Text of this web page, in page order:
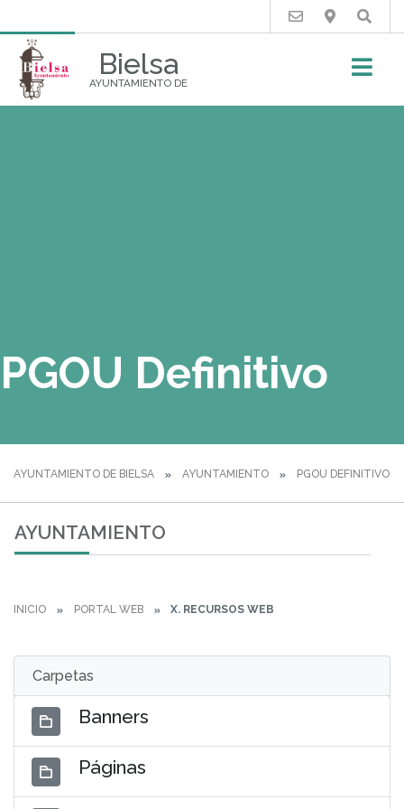
Bielsa
AYUNTAMIENTO DE
Buscar
PGOU Definitivo
AYUNTAMIENTO DE BIELSA AYUNTAMIENTO PGOU DEFINITIVO
AYUNTAMIENTO
INICIO PORTAL WEB X. RECURSOS WEB
Carpetas
Banners
Páginas